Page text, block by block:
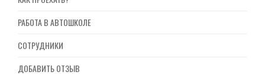
РАБОТА В АВТОШКОЛЕ
СОТРУДНИКИ
ДОБАВИТЬ ОТЗЫВ